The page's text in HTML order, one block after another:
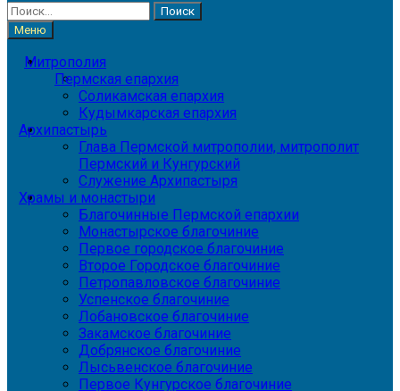
Найти:
Меню
Митрополия
Пермская епархия
Соликамская епархия
Кудымкарская епархия
Архипастырь
Глава Пермской митрополии, митрополит
Пермский и Кунгурский
Служение Архипастыря
Храмы и монастыри
Благочинные Пермской епархии
Монастырское благочиние
Первое городское благочиние
Второе Городское благочиние
Петропавловское благочиние
Успенское благочиние
Лобановское благочиние
Закамское благочиние
Добрянское благочиние
Лысьвенское благочиние
Первое Кунгурское благочиние